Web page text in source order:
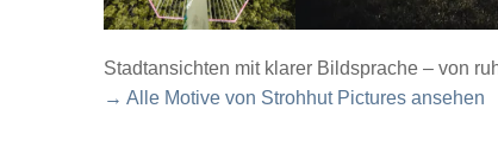
Stadtansichten mit klarer Bildsprache – von
→ Alle Motive von Strohhut Pictures ansehen